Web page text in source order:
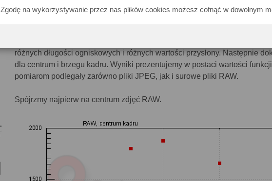
Zgodę na wykorzystywanie przez nas plików cookies możesz cofnąć w dowolnym
Testy rozdzielczości przeprowadzamy na podstawie zdjęć tablicy
różnych długości ogniskowych i różnych wartości przysłony. Następnie
dla centrum i brzegu kadru. Wyniki prezentujemy w postaci wartości
pomiarom podlegały zarówno pliki JPEG, jak i surowe pliki RAW.
Spójrzmy najpierw na centrum zdjęć RAW.